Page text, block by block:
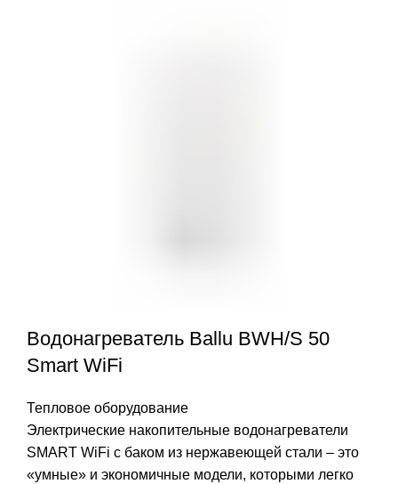
Водонагреватель Ballu BWH/S 50
Smart WiFi
Тепловое оборудование
Электрические накопительные водонагреватели
SMART WiFi с баком из нержавеющей стали – это
«умные» и экономичные модели, которыми легко